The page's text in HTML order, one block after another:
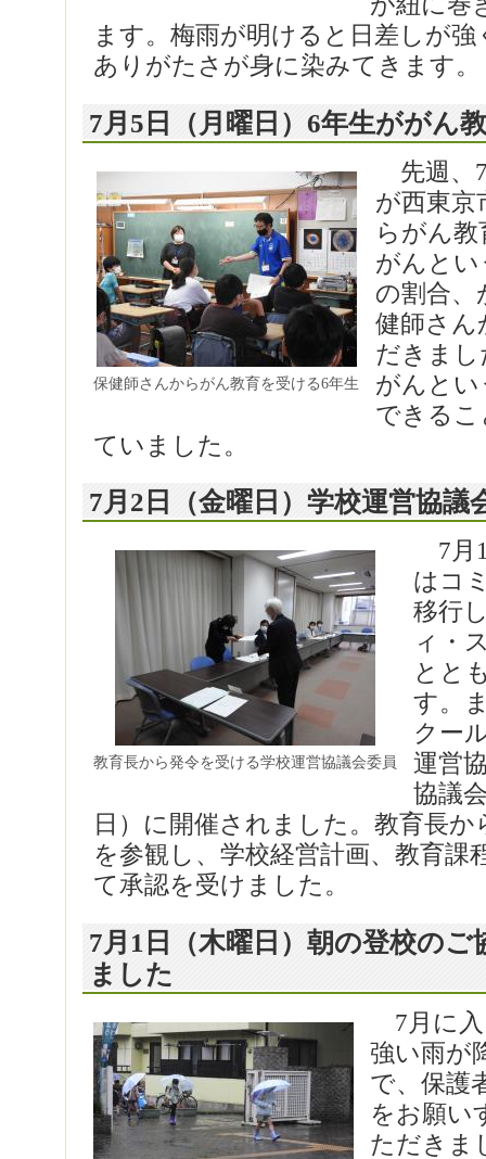
ます。梅雨が明けると日差しが
ありがたさが身に染みてきます。
7月5日（月曜日）6年生ががん
保健師さんからがん教育を受ける6年生
先週、
が西東京
らがん
がんと
の割合、
健師さん
だきまし
がんとい
できる
ていました。
7月2日（金曜日）学校運営協
教育長から発令を受ける学校運営協議会委員
7月
はコ
移行
ィ・
とと
す。
クー
運営
協議
日）に開催されました。教育長
を参観し、学校経営計画、教育課
て承認を受けました。
7月1日（木曜日）朝の登校の
ました
7月に入
強い雨が
で、保護
をお願い
ただきま